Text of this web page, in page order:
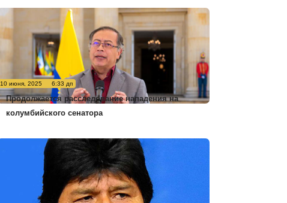
10 июня, 2025 6:33 дп
Продолжается расследование нападения на
колумбийского сенатора